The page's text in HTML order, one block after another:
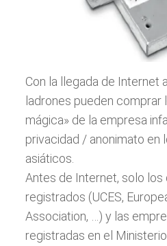
Con la llegada de Internet
ladrones pueden comprar
mágica» de la empresa
privacidad / anonimato en
asiáticos.
Antes de Internet, solo los
registrados (UCES,
Association, …) y las
registradas en el